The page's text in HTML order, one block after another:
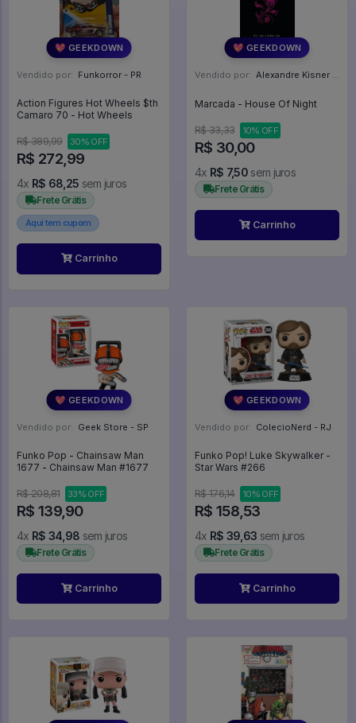
💖 GEEKDOWN
Vendido por: Funkorror - PR
Action Figures Hot Wheels $th
Camaro 70 - Hot Wheels
R$ 389,99 30% OFF
R$ 272,99
4x R$ 68,25 sem juros
Frete Grátis
Aqui tem cupom
Carrinho
💖 GEEKDOWN
Vendido por: Alexandre Kisner - PR
Marcada - House Of Night
R$ 33,33 10% OFF
R$ 30,00
4x R$ 7,50 sem juros
Frete Grátis
Carrinho
💖 GEEKDOWN
Vendido por: Geek Store - SP
Funko Pop - Chainsaw Man
1677 - Chainsaw Man #1677
R$ 208,81 33% OFF
R$ 139,90
4x R$ 34,98 sem juros
Frete Grátis
Carrinho
💖 GEEKDOWN
Vendido por: ColecioNerd - RJ
Funko Pop! Luke Skywalker -
Star Wars #266
R$ 176,14 10% OFF
R$ 158,53
4x R$ 39,63 sem juros
Frete Grátis
Carrinho